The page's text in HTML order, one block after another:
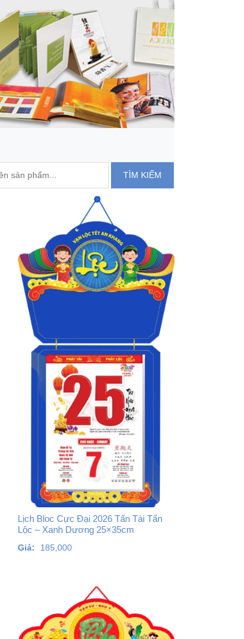
Lịch Bloc Cực Đại 2026 Tấn Tài Tấn
Lộc – Xanh Dương 25×35cm
Giá: 185,000